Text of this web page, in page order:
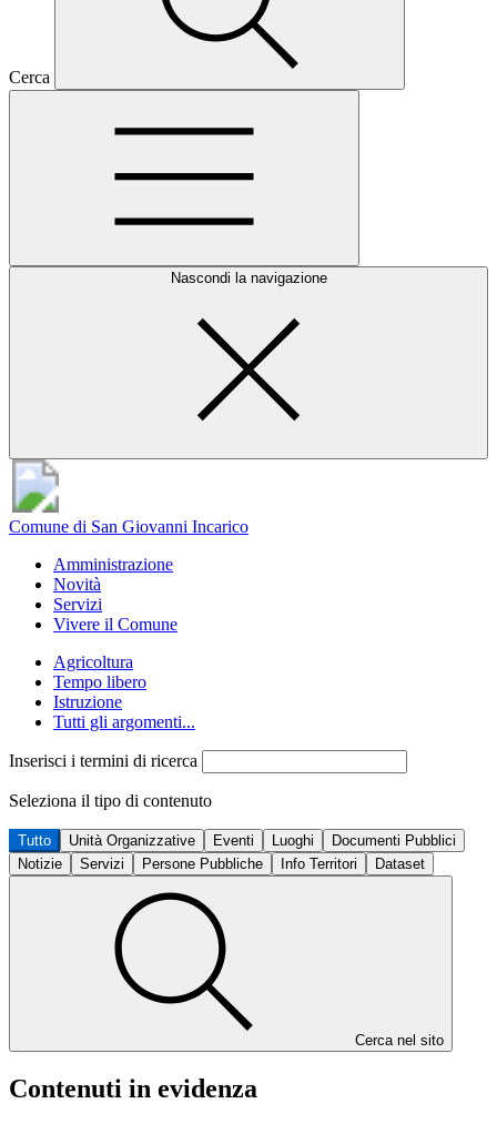
Cerca
Nascondi la navigazione
Comune di San Giovanni Incarico
Amministrazione
Novità
Servizi
Vivere il Comune
Agricoltura
Tempo libero
Istruzione
Tutti gli argomenti...
Inserisci i termini di ricerca
Seleziona il tipo di contenuto
Tutto Unità Organizzative Eventi Luoghi
Documenti Pubblici
Notizie
Servizi Persone Pubbliche Info Territori Dataset
Cerca nel sito
Contenuti in evidenza